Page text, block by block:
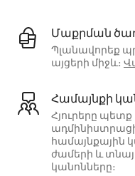
Մաքրման
Պլանավորեք
այցերի միջև։
Համայնքի
Հյուրերը պետք
համայնքային
ժամերի և
կանոնները։